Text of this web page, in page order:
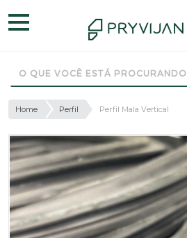
Home Perfil Perfil Mala Vertical